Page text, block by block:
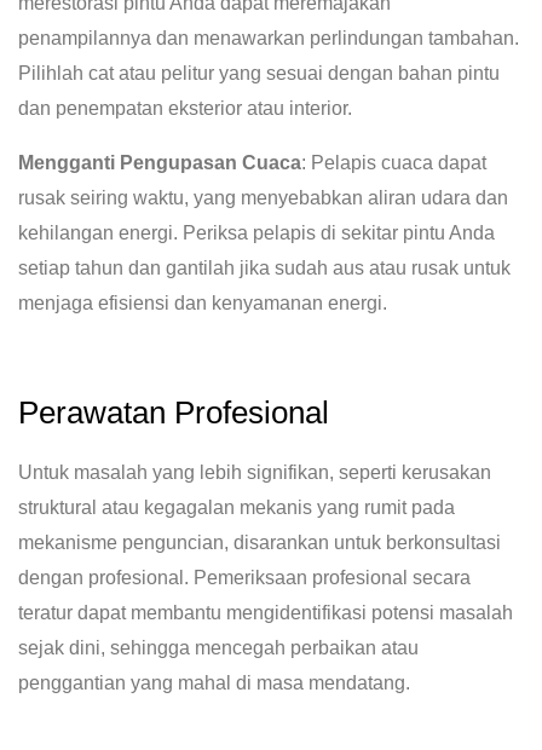
penampilannya dan menawarkan perlindungan tambahan.
Pilihlah cat atau pelitur yang sesuai dengan bahan pintu
dan penempatan eksterior atau interior.
Mengganti Pengupasan Cuaca: Pelapis cuaca dapat
rusak seiring waktu, yang menyebabkan aliran udara dan
kehilangan energi. Periksa pelapis di sekitar pintu Anda
setiap tahun dan gantilah jika sudah aus atau rusak untuk
menjaga efisiensi dan kenyamanan energi.
Perawatan Profesional
Untuk masalah yang lebih signifikan, seperti kerusakan
struktural atau kegagalan mekanis yang rumit pada
mekanisme penguncian, disarankan untuk berkonsultasi
dengan profesional. Pemeriksaan profesional secara
teratur dapat membantu mengidentifikasi potensi masalah
sejak dini, sehingga mencegah perbaikan atau
penggantian yang mahal di masa mendatang.